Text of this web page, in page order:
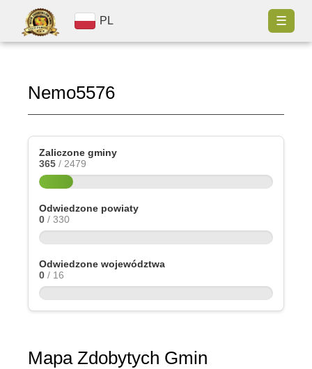
PL ☰
Nemo5576
Zaliczone gminy
365 / 2479
Odwiedzone powiaty
0 / 330
Odwiedzone województwa
0 / 16
Mapa Zdobytych Gmin